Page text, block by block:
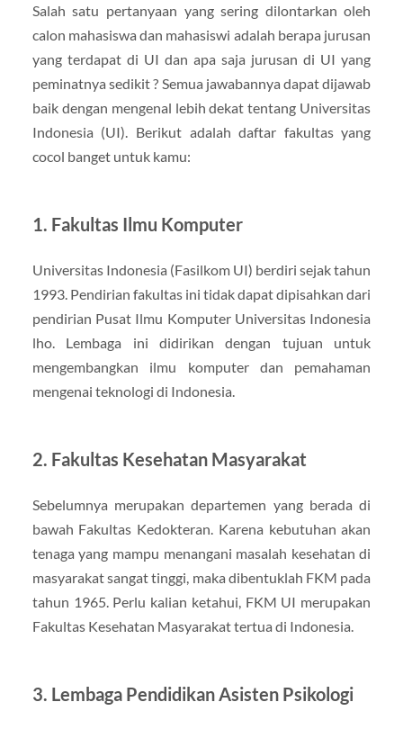
Salah satu pertanyaan yang sering dilontarkan oleh
calon mahasiswa dan mahasiswi adalah berapa jurusan
yang terdapat di UI dan apa saja jurusan di UI yang
peminatnya sedikit ? Semua jawabannya dapat dijawab
baik dengan mengenal lebih dekat tentang Universitas
Indonesia (UI). Berikut adalah daftar fakultas yang
cocol banget untuk kamu:
1. Fakultas Ilmu Komputer
Universitas Indonesia (Fasilkom UI) berdiri sejak tahun
1993. Pendirian fakultas ini tidak dapat dipisahkan dari
pendirian Pusat Ilmu Komputer Universitas Indonesia
lho. Lembaga ini didirikan dengan tujuan untuk
mengembangkan ilmu komputer dan pemahaman
mengenai teknologi di Indonesia.
2. Fakultas Kesehatan Masyarakat
Sebelumnya merupakan departemen yang berada di
bawah Fakultas Kedokteran. Karena kebutuhan akan
tenaga yang mampu menangani masalah kesehatan di
masyarakat sangat tinggi, maka dibentuklah FKM pada
tahun 1965. Perlu kalian ketahui, FKM UI merupakan
Fakultas Kesehatan Masyarakat tertua di Indonesia.
3. Lembaga Pendidikan Asisten Psikologi